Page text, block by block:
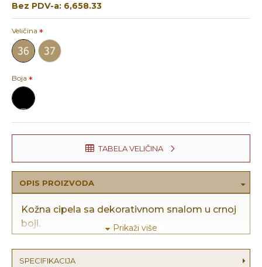
Bez PDV-a: 6,658.33
Veličina
Boja
TABELA VELIČINA
OPIS PROIZVODA
Kožna cipela sa dekorativnom snalom u crnoj
boji.
SPECIFIKACIJA